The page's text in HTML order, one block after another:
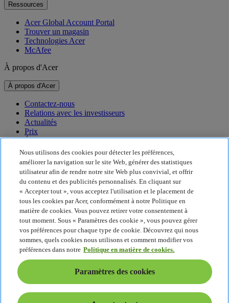
Ressources
Acer Global Account Portal
Trouver un magasin
Technologies Acer
McAfee
À propos d'Acer
À propos d'Acer
Contactez-nous
Relations avec les investisseurs
Actualités
Prix
Événements
Développement durable
Développement durable
Responsabilité sociale de l'entreprise
Empreinte carbone du produit
Project Humanity
Earthion
Politique de confidentialité
Politique en matière de cookies
Mentions légales
Informations légales supplémentaires
Politique en matière d'accessibilité
Paramètres des cookies
France - Français
Nous utilisons des cookies pour détecter les préférences,
améliorer la navigation sur le site Web, générer des statistiques
utilisateur afin de rendre notre site Web plus convivial, et offrir
du contenu et des publicités personnalisés. En cliquant sur
« Accepter tout », vous acceptez l'utilisation et le placement de
tous les cookies par Acer, conformément à notre Politique en
matière de cookies. Vous pouvez retirer votre consentement à
tout moment. Sous « Paramètres des cookie », vous pouvez gérer
vos préférences pour chaque type de cookie. Découvrez qui nous
sommes, quels cookies nous utilisons et comment modifier vos
préférences dans notre Politique en matière de cookies.
Paramètres des cookies